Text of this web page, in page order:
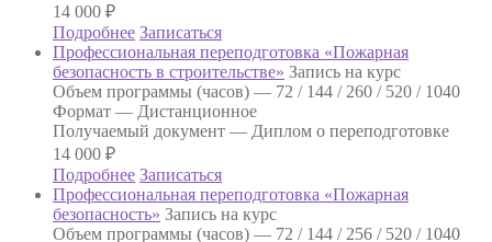
14 000 ₽
Подробнее Записаться
Профессиональная переподготовка «Пожарная
безопасность в строительстве» Запись на курс
Объем программы (часов) — 72 / 144 / 260 / 520 / 1040
Формат — Дистанционное
Получаемый документ — Диплом о переподготовке
14 000 ₽
Подробнее Записаться
Профессиональная переподготовка «Пожарная
безопасность» Запись на курс
Объем программы (часов) — 72 / 144 / 256 / 520 / 1040